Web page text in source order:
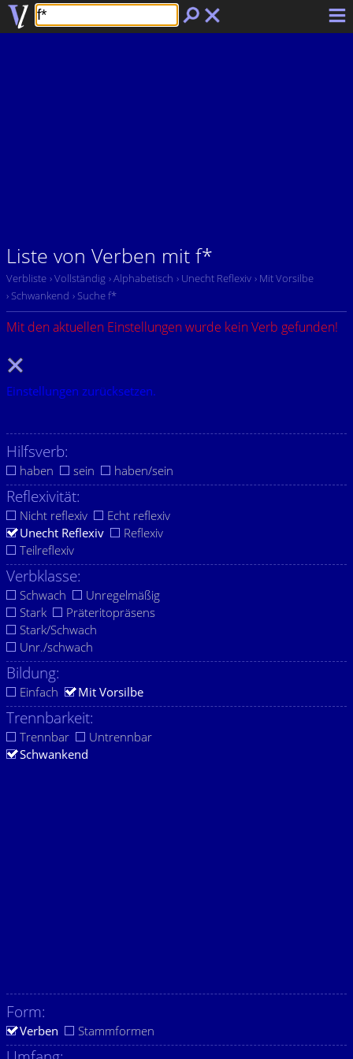
Liste von Verben mit f*
Verbliste › Vollständig › Alphabetisch › Unecht Reflexiv › Mit Vorsilbe
› Schwankend › Suche f*
Mit den aktuellen Einstellungen wurde kein Verb gefunden!
Einstellungen zurücksetzen.
Hilfsverb:
haben sein haben/sein
Reflexivität:
Nicht reflexiv
Echt reflexiv
Unecht Reflexiv
Reflexiv
Teilreflexiv
Verbklasse:
Schwach
Unregelmäßig
Stark
Präteritopräsens
Stark/Schwach
Unr./schwach
Bildung:
Einfach Mit Vorsilbe
Trennbarkeit:
Trennbar
Untrennbar
Schwankend
Form:
Verben Stammformen